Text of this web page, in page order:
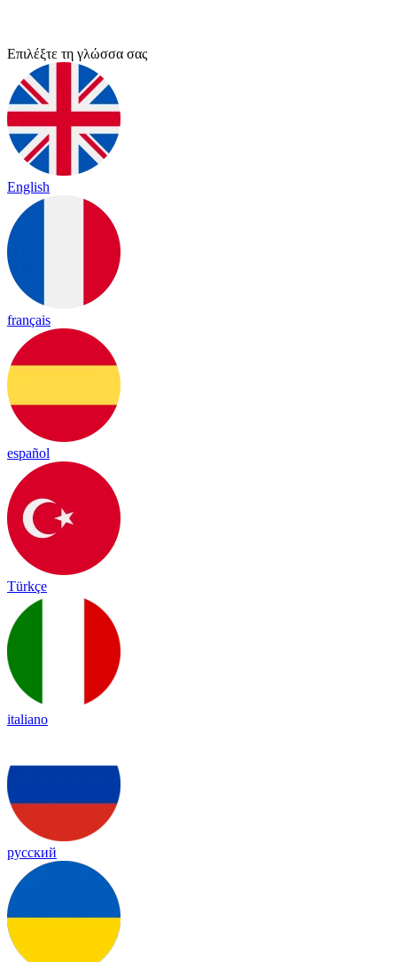
Επιλέξτε τη γλώσσα σας
English
français
español
Türkçe
italiano
русский